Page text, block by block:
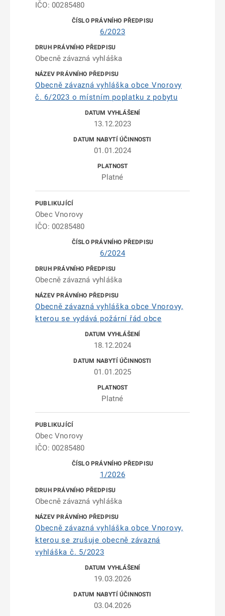
IČO: 00285480
6/2023
Obecně závazná vyhláška
Obecně závazná vyhláška obce Vnorovy
č. 6/2023 o místním poplatku z pobytu
13.12.2023
01.01.2024
Platné
Obec Vnorovy
IČO: 00285480
6/2024
Obecně závazná vyhláška
Obecně závazná vyhláška obce Vnorovy,
kterou se vydává požární řád obce
18.12.2024
01.01.2025
Platné
Obec Vnorovy
IČO: 00285480
1/2026
Obecně závazná vyhláška
Obecně závazná vyhláška obce Vnorovy,
kterou se zrušuje obecně závazná
vyhláška č. 5/2023
19.03.2026
03.04.2026